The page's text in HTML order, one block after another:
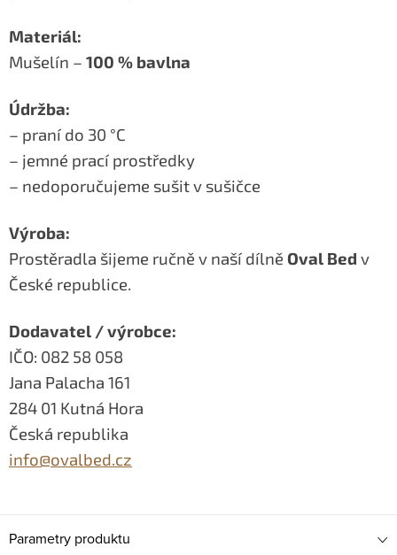
Materiál:
Mušelín – 100 % bavlna
Údržba:
– praní do 30 °C
– jemné prací prostředky
– nedoporučujeme sušit v sušičce
Výroba:
Prostěradla šijeme ručně v naší dílně Oval Bed v
České republice.
Dodavatel / výrobce:
IČO: 082 58 058
Jana Palacha 161
284 01 Kutná Hora
Česká republika
info@ovalbed.cz
Parametry produktu